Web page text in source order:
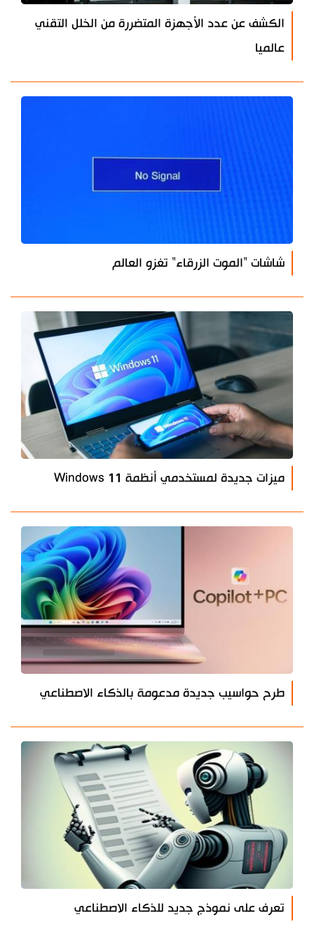
الكشف عن عدد الأجهزة المتضررة من الخلل التقني
عالميا
شاشات "الموت الزرقاء" تغزو العالم
ميزات جديدة لمستخدمي أنظمة Windows 11
طرح حواسيب جديدة مدعومة بالذكاء الاصطناعي
تعرف على نموذج جديد للذكاء الاصطناعي